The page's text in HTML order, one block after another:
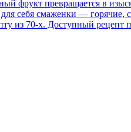
фрукт превращается в
себя смаженки — горячие,
из 70-х. Доступный рецепт